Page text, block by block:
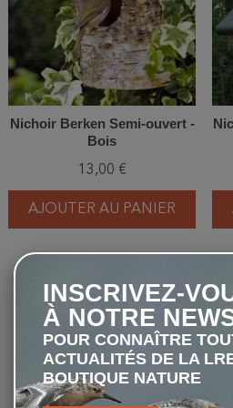
Nichoir Berken Semi-ouvert -
Bois
13,00 €
AJOUTER AU PANIER
favorite_border
INSCRIVEZ-
À NOTRE
POUR CONNAÎTRE
ACTUALITÉS DE LA
BOUTIQUE NATURE